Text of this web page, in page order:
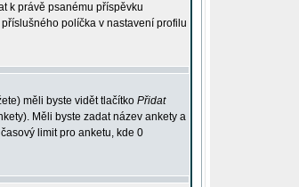
k právě psanému příspěvku
políčka v nastavení profilu
měli byste vidět tlačítko Přidat
Měli byste zadat název ankety a
limit pro anketu, kde 0